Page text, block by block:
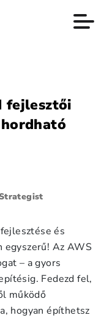
fejlesztői
és
Az AWS
– a gyors
Fedezd fel,
működő
hogyan építhetsz